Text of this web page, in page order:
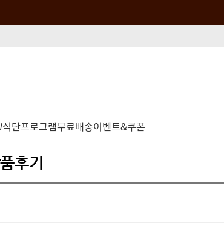
식단프로그램무료배송이벤트&쿠폰
후기